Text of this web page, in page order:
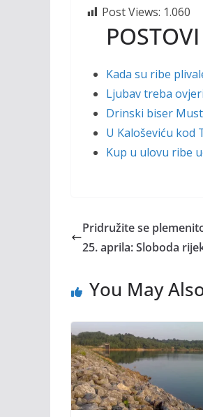
Post Views: 1.060
Kada su ribe
Ljubav treba
Drinski biser
U Kaloševiću kod
Kup u ulovu ribe
Pridružite se
25. aprila: Sloboda
You May